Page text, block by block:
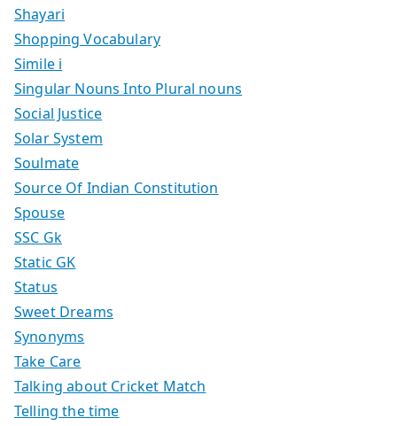
Shayari
Shopping Vocabulary
Simile i
Singular Nouns Into Plural nouns
Social Justice
Solar System
Soulmate
Source Of Indian Constitution
Spouse
SSC Gk
Static GK
Status
Sweet Dreams
Synonyms
Take Care
Talking about Cricket Match
Telling the time